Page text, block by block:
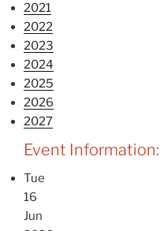
2021
2022
2023
2024
2025
2026
2027
Event Information:
Tue
16
Jun